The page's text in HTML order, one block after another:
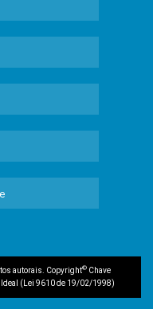
autorais. Copyright© Chave
Ideal (Lei 9610 de 19/02/1998)